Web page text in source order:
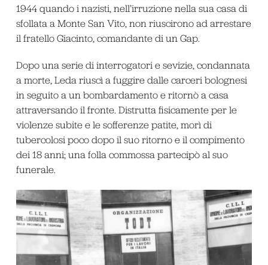
1944 quando i nazisti, nell’irruzione nella sua casa di
sfollata a Monte San Vito, non riuscirono ad arrestare
il fratello Giacinto, comandante di un Gap.
Dopo una serie di interrogatori e sevizie, condannata
a morte, Leda riuscì a fuggire dalle carceri bolognesi
in seguito a un bombardamento e ritornò a casa
attraversando il fronte. Distrutta fisicamente per le
violenze subite e le sofferenze patite, morì di
tubercolosi poco dopo il suo ritorno e il compimento
dei 18 anni; una folla commossa partecipò al suo
funerale.